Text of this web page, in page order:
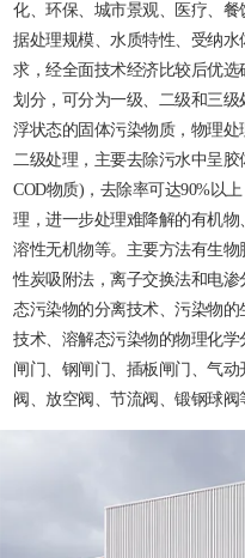
化、环保、城市景观、医疗、
据处理规模、水质特性、受纳
求，经全面技术经济比较后优
划分，可分为一级、二级和三
浮状态的固体污染物质，物理处
二级处理，主要去除污水中呈胶
COD物质)，去除率可达90%以
理，进一步处理难降解的有机
溶性无机物等。主要方法有生
性炭吸附法，离子交换法和电
态污染物的分离技术、污染物
技术、溶解态污染物的物理化
闸门、钢闸门、插板闸门、气
阀、放空阀、节流阀、锻钢球阀